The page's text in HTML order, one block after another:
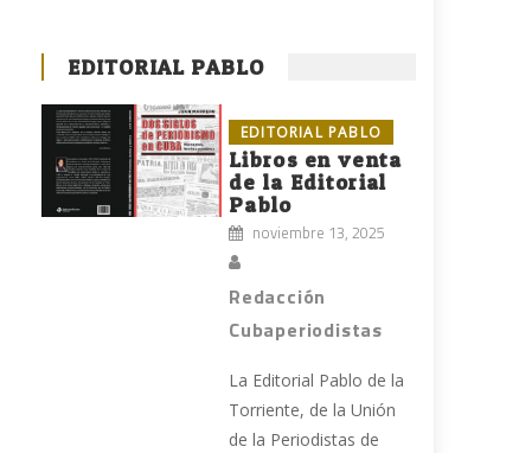
EDITORIAL PABLO
EDITORIAL PABLO
Libros en venta
de la Editorial
Pablo
noviembre 13, 2025
Redacción
Cubaperiodistas
La Editorial Pablo de la
Torriente, de la Unión
de la Periodistas de